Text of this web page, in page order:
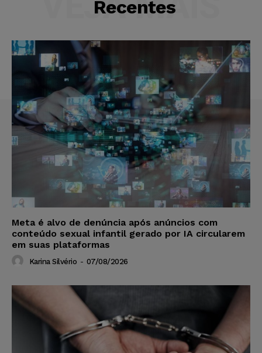
Recentes
Meta é alvo de denúncia após anúncios com
conteúdo sexual infantil gerado por IA circularem
em suas plataformas
Karina Silvério - 07/08/2026